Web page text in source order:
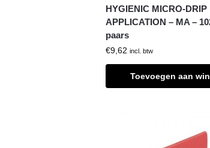
HYGIENIC MICRO-DRIP
APPLICATION – MA –
paars
€9,62 incl. btw
Toevoegen aan